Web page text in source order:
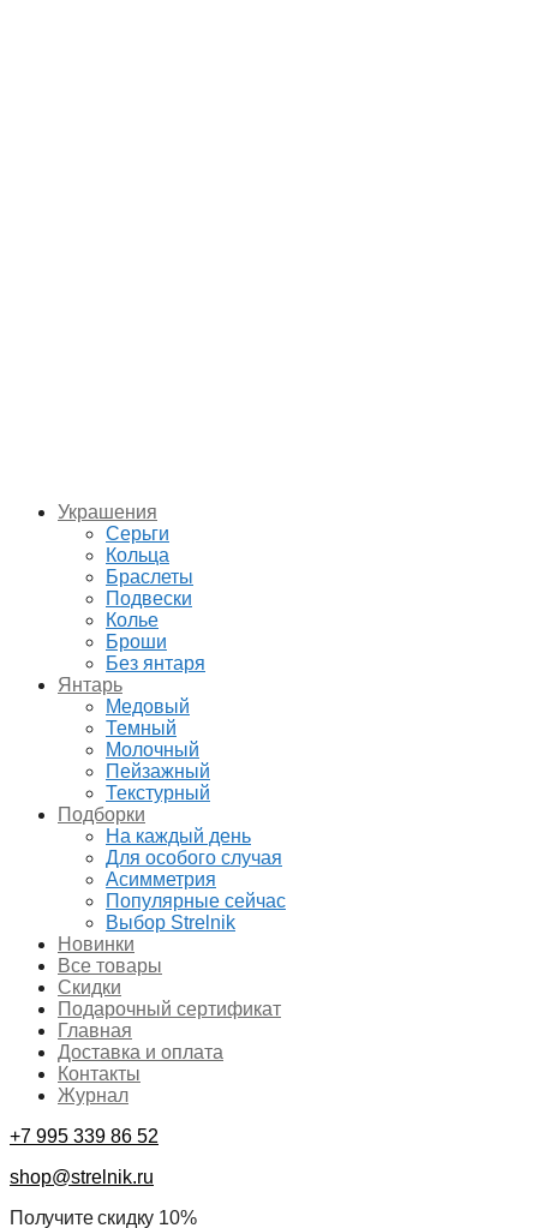
Украшения
Серьги
Кольца
Браслеты
Подвески
Колье
Броши
Без янтаря
Янтарь
Медовый
Темный
Молочный
Пейзажный
Текстурный
Подборки
На каждый день
Для особого случая
Асимметрия
Популярные сейчас
Выбор Strelnik
Новинки
Все товары
Скидки
Подарочный сертификат
Главная
Доставка и оплата
Контакты
Журнал
+7 995 339 86 52
shop@strelnik.ru
Получите скидку 10%